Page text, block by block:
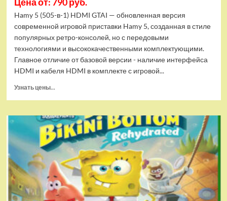
Hamy 5 (505-в-1) HDMI GTAI — обновленная версия
современной игровой приставки Hamy 5, созданная в стиле
популярных ретро-консолей, но с передовыми
технологиями и высококачественными комплектующими.
Главное отличие от базовой версии - наличие интерфейса
HDMI и кабеля HDMI в комплекте с игровой...
Узнать цены...
Игровая
приставка
Hamy
5
(505-
в-1)
HDMI
GTA